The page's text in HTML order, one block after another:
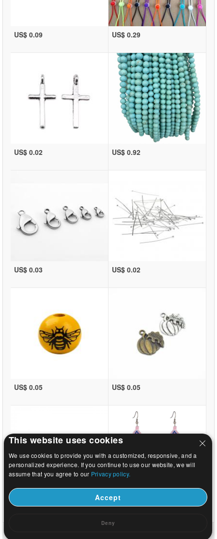
US$ 0.09 US$ 0.29
US$ 0.02 US$ 0.92
US$ 0.03 US$ 0.02
US$ 0.05 US$ 0.05
US$ 0.05 US$ 1.78
This website uses cookies
We use cookies to provide you with a customized, responsive, and a
personalized experience. If you continue to use our website, we will
assume that you agree to our Privacy policy.
Accept
Deny